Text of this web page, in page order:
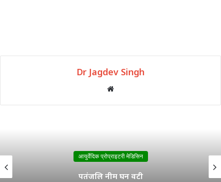
Dr Jagdev Singh
Website
आयुर्वेदिक प्रोप्राइटरी मेडिसिन
दिव्य वृक्कदोषहर वटी